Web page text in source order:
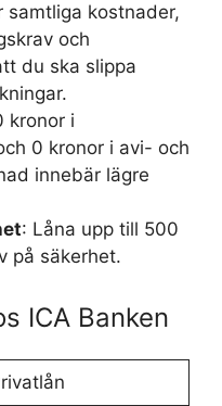
samtliga kostnader,
och
du ska slippa
kronor i
0 kronor i avi- och
innebär lägre
: Låna upp till 500
på säkerhet.
ICA Banken